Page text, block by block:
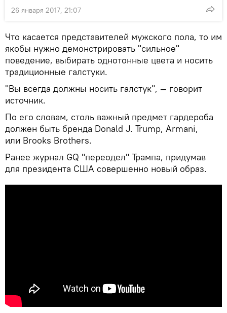
26 января 2017, 21:07
Что касается представителей мужского пола, то им
якобы нужно демонстрировать "сильное"
поведение, выбирать однотонные цвета и носить
традиционные галстуки.
"Вы всегда должны носить галстук", — говорит
источник.
По его словам, столь важный предмет гардероба
должен быть бренда Donald J. Trump, Armani,
или Brooks Brothers.
Ранее журнал GQ "переодел" Трампа, придумав
для президента США совершенно новый образ.